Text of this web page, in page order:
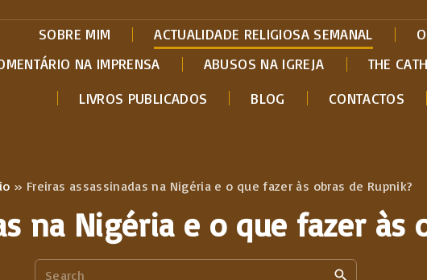
SOBRE MIM ACTUALIDADE RELIGIOSA SEMANAL
NA IMPRENSA
ABUSOS NA IGREJA THE
LIVROS PUBLICADOS
BLOG CONTACTOS
» Freiras assassinadas na Nigéria e o que fazer às obras de Rupnik?
na Nigéria e o que fazer às